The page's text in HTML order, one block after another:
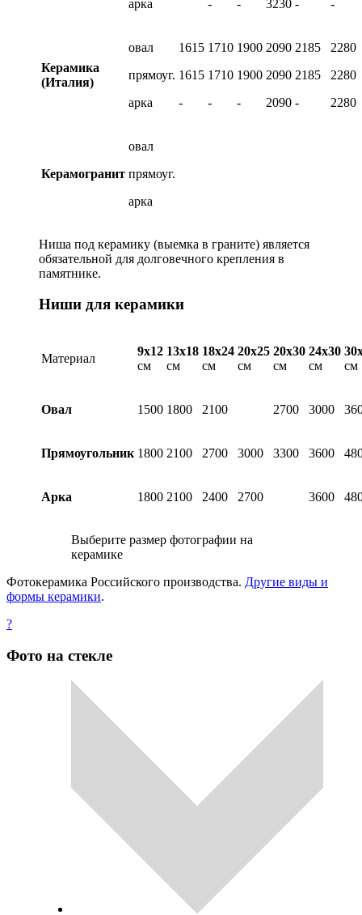
арка - - 3230 - -
Керамика
(Италия)
овал
прямоуг.
арка
1615
1615
-
1710
1710
-
1900
1900
-
2090
2090
2090
2185
2185
-
2280
2280
2280
Керамогранит
овал
прямоуг.
арка
Ниша под керамику (выемка в граните) является
обязательной для долговечного крепления в
памятнике.
Ниши для керамики
Материал
9х12
см
13х18
см
18х24
см
20х25
см
20х30
см
24х30
см
см
Овал 1500 1800 2100 2700 3000
Прямоугольник 1800 2100 2700 3000 3300 3600
Арка 1800 2100 2400 2700 3600
Выберите размер фотографии на
керамике
Фотокерамика Российского производства. Другие виды и
формы керамики.
?
Фото на стекле